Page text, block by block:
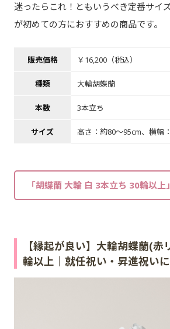
迷ったらこれ！ともいうべき定番サイ
が初めての方におすすめの商品です。
販売価格 ￥16,200（税込）
種類 大輪胡蝶蘭
本数 3本立ち
サイズ 高さ：約80～95cm、横幅
「胡蝶蘭 大輪 白 3本立ち 30輪以上
【縁起が良い】大輪胡蝶蘭(
輪以上｜就任祝い・昇進祝い